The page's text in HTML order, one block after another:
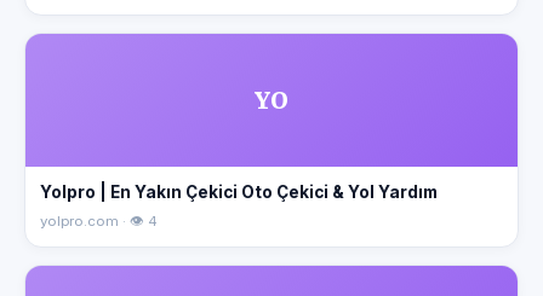
YO
Yolpro | En Yakın Çekici Oto Çekici & Yol Yardım
yolpro.com · 👁 4